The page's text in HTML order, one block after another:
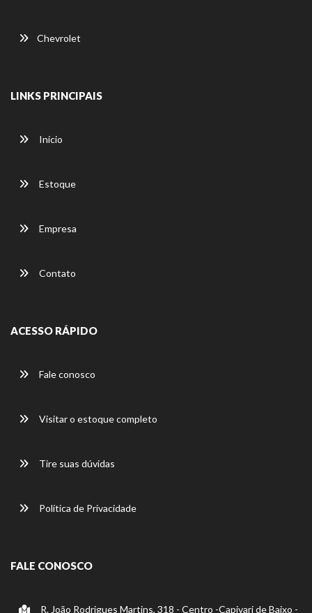
Chevrolet
LINKS PRINCIPAIS
Início
Estoque
Empresa
Contato
ACESSO RÁPIDO
Fale conosco
Visitar o estoque completo
Tire suas dúvidas
Política de Privacidade
FALE CONOSCO
R. João Rodrigues Martins, 318 - Centro -Capivari de Baixo -